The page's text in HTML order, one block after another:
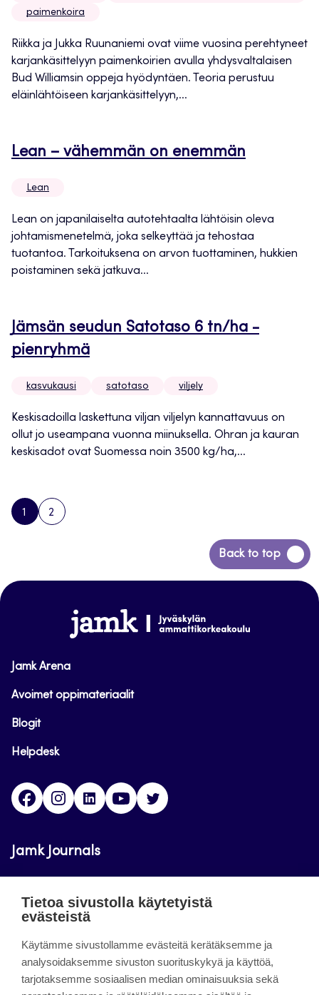
paimenkoira
Riikka ja Jukka Ruunaniemi ovat viime vuosina perehtyneet
karjankäsittelyyn paimenkoirien avulla yhdysvaltalaisen
Bud Williamsin oppeja hyödyntäen. Teoria perustuu
eläinlähtöiseen karjankäsittelyyn,...
Lean – vähemmän on enemmän
Lean
Lean on japanilaiselta autotehtaalta lähtöisin oleva
johtamismenetelmä, joka selkeyttää ja tehostaa
tuotantoa. Tarkoituksena on arvon tuottaminen, hukkien
poistaminen sekä jatkuva...
Jämsän seudun Satotaso 6 tn/ha -
pienryhmä
kasvukausi satotaso viljely
Keskisadoilla laskettuna viljan viljelyn kannattavuus on
ollut jo useampana vuonna miinuksella. Ohran ja kauran
keskisadot ovat Suomessa noin 3500 kg/ha,...
PAGE
1
PAGE
2
Back to top
Siirry
takaisin
www.jamk.fi
Jamk Arena
Avoimet oppimateriaalit
Blogit
Helpdesk
FacebookInstagram
LinkedInYoutube
Jamk Journals
luettavissa. Verkkolehtien tarkoituksena on tukea
innovaatiotoimintaa.
About the site
Tietoa sivustolla käytetyistä
evästeistä
Käytämme sivustollamme evästeitä kerätäksemme ja
analysoidaksemme sivuston suorituskykyä ja käyttöä,
tarjotaksemme sosiaalisen median ominaisuuksia sekä